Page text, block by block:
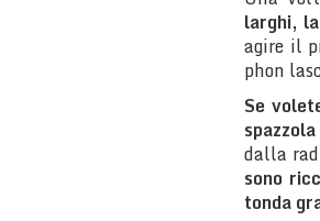
larghi,
agire il
phon
Se
dalla
sono
tonda